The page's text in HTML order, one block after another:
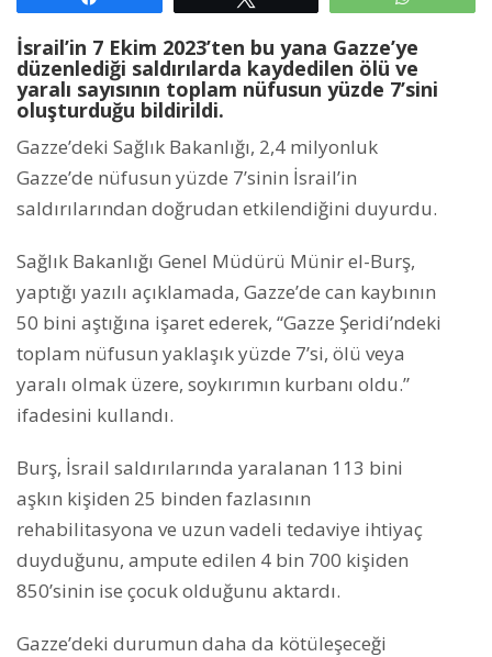
İsrail’in 7 Ekim 2023’ten bu yana Gazze’ye
düzenlediği saldırılarda kaydedilen ölü ve
yaralı sayısının toplam nüfusun yüzde 7’sini
oluşturduğu bildirildi.
Gazze’deki Sağlık Bakanlığı, 2,4 milyonluk
Gazze’de nüfusun yüzde 7’sinin İsrail’in
saldırılarından doğrudan etkilendiğini duyurdu.
Sağlık Bakanlığı Genel Müdürü Münir el-Burş,
yaptığı yazılı açıklamada, Gazze’de can kaybının
50 bini aştığına işaret ederek, “Gazze Şeridi’ndeki
toplam nüfusun yaklaşık yüzde 7’si, ölü veya
yaralı olmak üzere, soykırımın kurbanı oldu.”
ifadesini kullandı.
Burş, İsrail saldırılarında yaralanan 113 bini
aşkın kişiden 25 binden fazlasının
rehabilitasyona ve uzun vadeli tedaviye ihtiyaç
duyduğunu, ampute edilen 4 bin 700 kişiden
850’sinin ise çocuk olduğunu aktardı.
Gazze’deki durumun daha da kötüleşeceği